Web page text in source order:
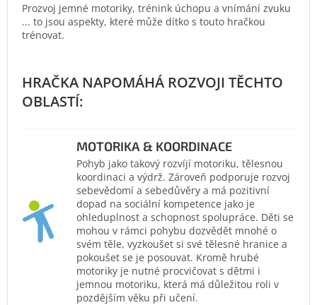
Prozvoj jemné motoriky, trénink úchopu a vnímání zvuku
... to jsou aspekty, které může dítko s touto hračkou
trénovat.
MOTORIKA & KOORDINACE
Pohyb jako takový rozvíjí motoriku, tělesnou
koordinaci a výdrž. Zároveň podporuje rozvoj
sebevědomí a sebedůvěry a má pozitivní
dopad na sociální kompetence jako je
ohleduplnost a schopnost spolupráce. Děti se
mohou v rámci pohybu dozvědět mnohé o
svém těle, vyzkoušet si své tělesné hranice a
pokoušet se je posouvat. Kromě hrubé
motoriky je nutné procvičovat s dětmi i
jemnou motoriku, která má důležitou roli v
pozdějším věku při učení.